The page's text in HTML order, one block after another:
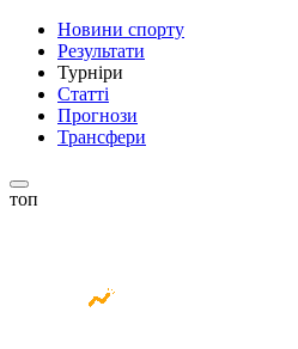
Новини спорту
Результати
Турніри
Статті
Прогнози
Трансфери
топ